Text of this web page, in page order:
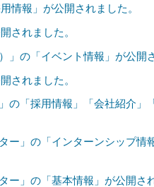
情報」が公開されました。
されました。
」の「イベント情報」が公開
されました。
の「採用情報」「会社紹介」
ー」の「インターンシップ情
ー」の「基本情報」が公開さ